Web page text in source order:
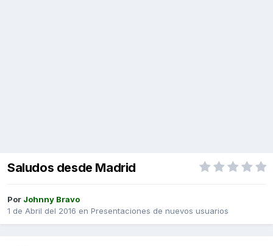
Saludos desde Madrid
Por Johnny Bravo
1 de Abril del 2016 en Presentaciones de nuevos usuarios